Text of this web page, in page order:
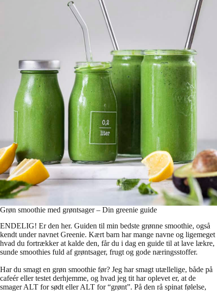
Grøn smoothie med grøntsager – Din greenie guide
ENDELIG! Er den her. Guiden til min bedste grønne smoothie, også
kendt under navnet Greenie. Kært barn har mange navne og ligemeget
hvad du fortrækker at kalde den, får du i dag en guide til at lave lækre,
sunde smoothies fuld af grøntsager, frugt og gode næringsstoffer.
Har du smagt en grøn smoothie før? Jeg har smagt utællelige, både på
cafeér eller testet derhjemme, og hvad jeg tit har oplevet er, at de
smager ALT for sødt eller ALT for “grønt”. På den rå spinat følelse,